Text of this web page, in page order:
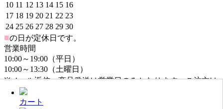
カート
10 11 12 13 14 15 16
17 18 19 20 21 22 23
24 25 26 27 28 29 30
■の日が定休日です。
営業時間
10:00～19:00（平日）
10:00～13:30（土曜日）
※メール返信・商品発送は営業日のみとなります。ご注文は
年中無休でお受けしております。